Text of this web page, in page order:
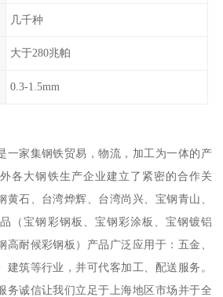
几千种
大于280兆帕
0.3-1.5mm
一家集钢铁贸易，物流，加工为一体的产
各大钢铁生产企业建立了紧密的合作关
黄石、台湾烨辉、台湾尚兴、宝钢青山、
（宝钢彩钢板、宝钢彩涂板、宝钢镀铝
高耐候彩钢板）产品广泛应用于：五金、
建筑等行业，并可代客加工、配送服务。
务诚信让我们立足于上海地区市场并于全